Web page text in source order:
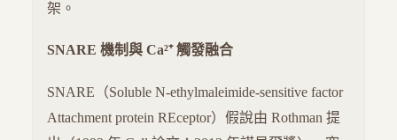
架。
SNARE 機制與 Ca²⁺ 觸發融合
SNARE（Soluble N-ethylmaleimide-sensitive factor
Attachment protein REceptor）假說由 Rothman 提